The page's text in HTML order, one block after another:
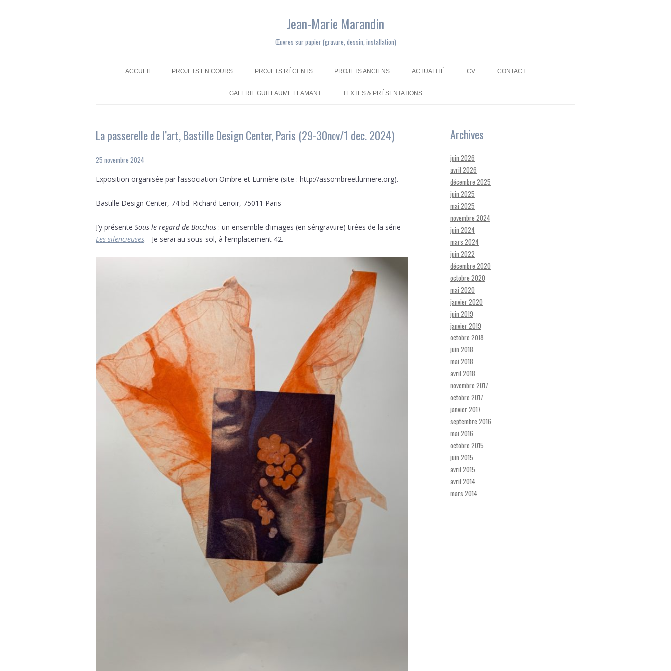
Jean-Marie Marandin
Œuvres sur papier (gravure, dessin, installation)
ACCUEIL PROJETS EN COURS PROJETS RÉCENTS PROJETS ANCIENS ACTUALITÉ CV CONTACT
GALERIE GUILLAUME FLAMANT TEXTES & PRÉSENTATIONS
La passerelle de l’art, Bastille Design Center, Paris (29-30nov/1 dec. 2024)
25 novembre 2024
Exposition organisée par l’association Ombre et Lumière (site : http://assombreetlumiere.org).
Bastille Design Center, 74 bd. Richard Lenoir, 75011 Paris
J’y présente Sous le regard de Bacchus : un ensemble d’images (en sérigravure) tirées de la série
Les silencieuses. Je serai au sous-sol, à l’emplacement 42.
Archives
juin 2026
avril 2026
décembre 2025
juin 2025
mai 2025
novembre 2024
juin 2024
mars 2024
juin 2022
décembre 2020
octobre 2020
mai 2020
janvier 2020
juin 2019
janvier 2019
octobre 2018
juin 2018
mai 2018
avril 2018
novembre 2017
octobre 2017
janvier 2017
septembre 2016
mai 2016
octobre 2015
juin 2015
avril 2015
avril 2014
mars 2014